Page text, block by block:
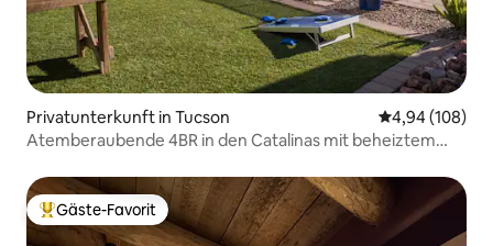
Privatunterkunft in Tucson
4,94 (108)
Atemberaubende 4BR in den Catalinas mit beheiztem
Beliebter Gäste-Favorit.
Gäste-Favorit